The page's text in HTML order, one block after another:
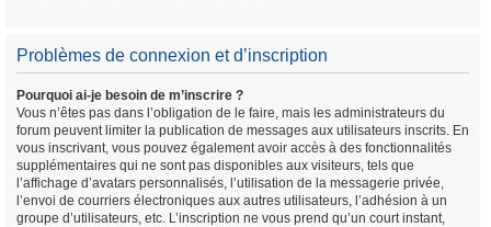
Problèmes de connexion et d’inscription
Pourquoi ai-je besoin de m’inscrire ?
Vous n’êtes pas dans l’obligation de le faire, mais les administrateurs du
forum peuvent limiter la publication de messages aux utilisateurs inscrits. En
vous inscrivant, vous pouvez également avoir accès à des fonctionnalités
supplémentaires qui ne sont pas disponibles aux visiteurs, tels que
l’affichage d’avatars personnalisés, l’utilisation de la messagerie privée,
l’envoi de courriers électroniques aux autres utilisateurs, l’adhésion à un
groupe d’utilisateurs, etc. L’inscription ne vous prend qu’un court instant,